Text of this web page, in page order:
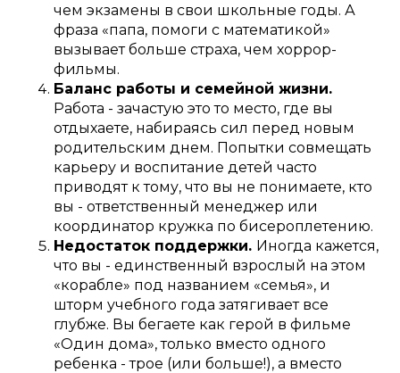
чем экзамены в свои школьные годы. А
фраза «папа, помоги с математикой»
вызывает больше страха, чем хоррор-
фильмы.
Баланс работы и семейной жизни.
Работа - зачастую это то место, где вы
отдыхаете, набираясь сил перед новым
родительским днем. Попытки совмещать
карьеру и воспитание детей часто
приводят к тому, что вы не понимаете, кто
вы - ответственный менеджер или
координатор кружка по бисероплетению.
Недостаток поддержки. Иногда кажется,
что вы - единственный взрослый на этом
«корабле» под названием «семья», и
шторм учебного года затягивает все
глубже. Вы бегаете как герой в фильме
«Один дома», только вместо одного
ребенка - трое (или больше!), а вместо